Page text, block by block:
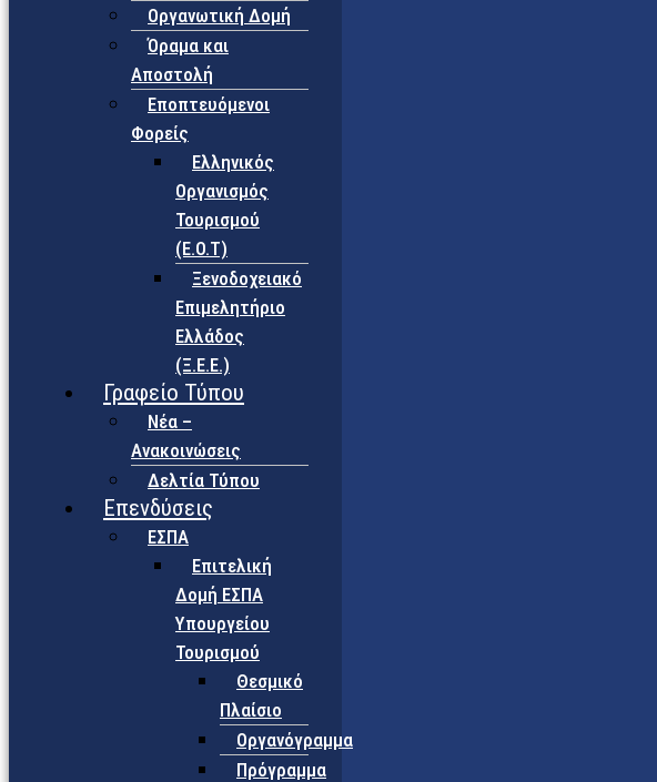
Οργανωτική Δομή
Όραμα και
Αποστολή
Εποπτευόμενοι
Φορείς
Eλληνικός
Οργανισμός
Τουρισμού
(Ε.Ο.Τ)
Ξενοδοχειακό
Επιμελητήριο
Ελλάδος
(Ξ.Ε.Ε.)
Γραφείο Τύπου
Νέα –
Ανακοινώσεις
Δελτία Τύπου
Επενδύσεις
ΕΣΠΑ
Επιτελική
Δομή ΕΣΠΑ
Υπουργείου
Τουρισμού
Θεσμικό
Πλαίσιο
Οργανόγραμμα
Πρόγραμμα